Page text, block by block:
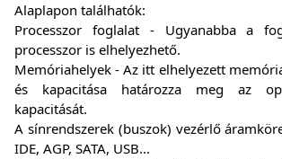
Alaplapon találhatók:
Processzor foglalat - Ugyanabba a
processzor is elhelyezhető.
Memóriahelyek - Az itt elhelyezett
és kapacitása határozza meg az
kapacitását.
A sínrendszerek (buszok) vezérlő
IDE, AGP, SATA, USB...